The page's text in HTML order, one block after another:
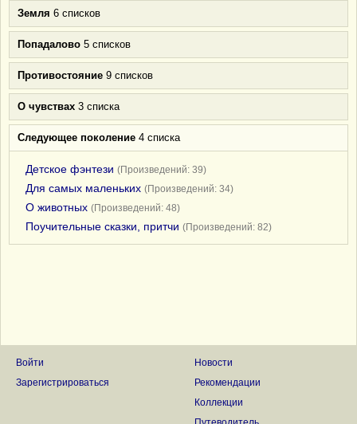
Земля 6 списков
Попадалово 5 списков
Противостояние 9 списков
О чувствах 3 списка
Следующее поколение 4 списка
Детское фэнтези (Произведений: 39)
Для самых маленьких (Произведений: 34)
О животных (Произведений: 48)
Поучительные сказки, притчи (Произведений: 82)
Войти
Зарегистрироваться
Новости
Рекомендации
Коллекции